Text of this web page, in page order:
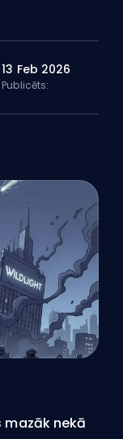
13 Feb 2026
Publicēts:
nekā